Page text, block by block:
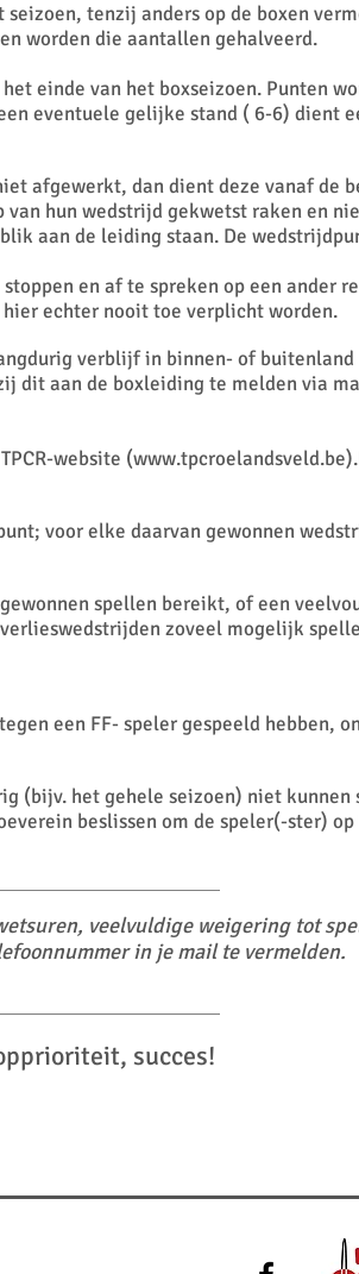
tenzij anders op de boxen
worden die aantallen gehalveerd.
einde van het boxseizoen. Punten
eventuele gelijke stand ( 6-6) dient
afgewerkt, dan dient deze vanaf de
hun wedstrijd gekwetst raken en
aan de leiding staan. De
en af te spreken op een ander
echter nooit toe verplicht worden.
verblijf in binnen- of buitenland
dit aan de boxleiding te melden via
website (www.tpcroelandsveld.be
voor elke daarvan gewonnen
spellen bereikt, of een
zoveel mogelijk
een FF- speler gespeeld hebben,
(bijv. het gehele seizoen) niet kunnen
beslissen om de speler(-ster) op
veelvuldige weigering tot
in je mail te vermelden.
succes!